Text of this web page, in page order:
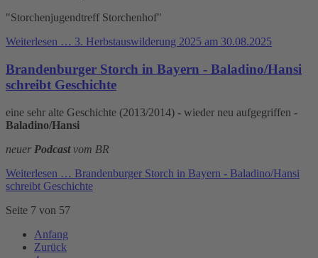
"Storchenjugendtreff Storchenhof"
Weiterlesen … 3. Herbstauswilderung 2025 am 30.08.2025
Brandenburger Storch in Bayern - Baladino/Hansi
schreibt Geschichte
eine sehr alte Geschichte (2013/2014) - wieder neu aufgegriffen -
Baladino/Hansi
neuer Podcastvom BR
Weiterlesen … Brandenburger Storch in Bayern - Baladino/Hansi
schreibt Geschichte
Seite 7 von 57
Anfang
Zurück